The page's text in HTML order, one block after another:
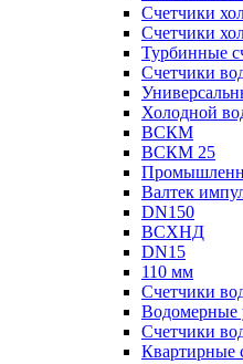
Счетчики
Счетчики
Турбинные
Счетчики
Холодной
ВСКМ
ВСКМ 25
Валтек
DN150
ВСХНД
DN15
110 мм
Счетчики
Водомерные
Счетчики
Квартирные